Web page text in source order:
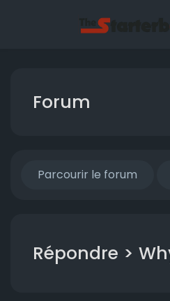
Forum
Parcourir le forum
Répondre >